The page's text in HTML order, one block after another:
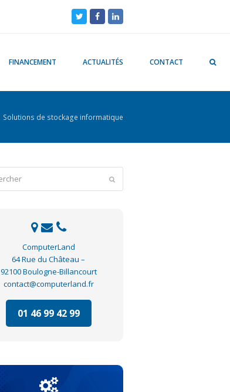
TwitterFacebookLinkedIn
FINANCEMENT ACTUALITÉS CONTACT
Solutions de stockage informatique
ComputerLand
64 Rue du Château –
92100 Boulogne-Billancourt
contact@computerland.fr
01 46 99 42 99